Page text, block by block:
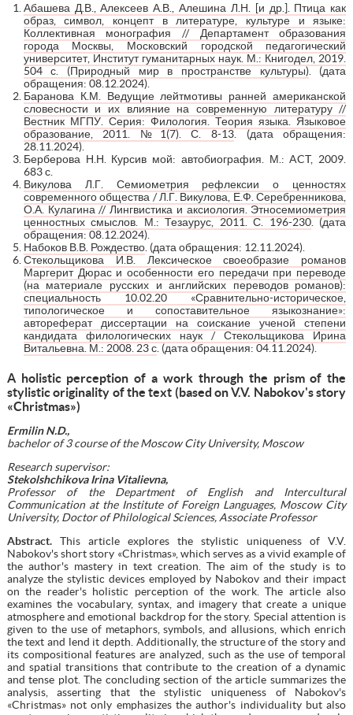
Абашева Д.В., Алексеев А.В., Алешина Л.Н. [и др.]. Птица как
образ, символ, концепт в литературе, культуре и языке:
Коллективная монография // Департамент образования
города Москвы, Московский городской педагогический
университет, Институт гуманитарных наук. М.: Книгодел, 2019.
504 с. (Природный мир в пространстве культуры). (дата
обращения: 08.12.2024).
Баранова К.М. Ведущие лейтмотивы ранней американской
словесности и их влияние на современную литературу //
Вестник МГПУ. Серия: Филология. Теория языка. Языковое
образование, 2011. №1(7). С. 8-13. (дата обращения:
28.11.2024).
Берберова Н.Н. Курсив мой: автобиография. М.: ACT, 2009.
683 с.
Викулова Л.Г. Семиометрия рефлексии о ценностях
современного общества / Л.Г. Викулова, Е.Ф. Серебренникова,
О.А. Кулагина // Лингвистика и аксиология. Этносемиометрия
ценностных смыслов. М.: Тезаурус, 2011. С. 196-230. (дата
обращения: 08.12.2024).
Набоков В.В. Рождество. (дата обращения: 12.11.2024).
Стекольщикова И.В. Лексическое своеобразие романов
Маргерит Дюрас и особенности его передачи при переводе
(на материале русских и английских переводов романов):
специальность 10.02.20 «Сравнительно-историческое,
типологическое и сопоставительное языкознание»:
автореферат диссертации на соискание ученой степени
кандидата филологических наук / Стекольщикова Ирина
Витальевна. М.: 2008. 23 с. (дата обращения: 04.11.2024).
A holistic perception of a work through the prism of the
stylistic originality of the text (based on V.V. Nabokov's story
«Christmas»)
Ermilin N.D.,
bachelorof 3 course of the Moscow City University, Moscow
Research supervisor:
Stekolshchikova Irina Vitalievna,
Professor of the Department of English and Intercultural
Communication at the Institute of Foreign Languages, Moscow City
University, Doctor of Philological Sciences, Associate Professor
Abstract.This article explores the stylistic uniqueness of V.V.
Nabokov's short story «Christmas», which serves as a vivid example of
the author's mastery in text creation. The aim of the study is to
analyze the stylistic devices employed by Nabokov and their impact
on the reader's holistic perception of the work. The article also
examines the vocabulary, syntax, and imagery that create a unique
atmosphere and emotional backdrop for the story. Special attention is
given to the use of metaphors, symbols, and allusions, which enrich
the text and lend it depth. Additionally, the structure of the story and
its compositional features are analyzed, such as the use of temporal
and spatial transitions that contribute to the creation of a dynamic
and tense plot. The concluding section of the article summarizes the
analysis, asserting that the stylistic uniqueness of Nabokov's
«Christmas» not only emphasizes the author's individuality but also